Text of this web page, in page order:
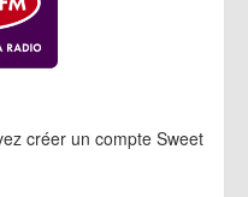
créer un compte Sweet